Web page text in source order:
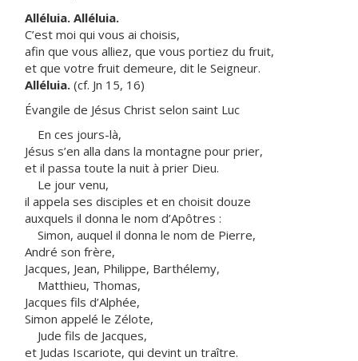
Alléluia. Alléluia.
C’est moi qui vous ai choisis,
afin que vous alliez, que vous portiez du fruit,
et que votre fruit demeure, dit le Seigneur.
Alléluia. (cf. Jn 15, 16)
Évangile de Jésus Christ selon saint Luc
En ces jours-là,
Jésus s’en alla dans la montagne pour prier,
et il passa toute la nuit à prier Dieu.
Le jour venu,
il appela ses disciples et en choisit douze
auxquels il donna le nom d’Apôtres :
Simon, auquel il donna le nom de Pierre,
André son frère,
Jacques, Jean, Philippe, Barthélemy,
Matthieu, Thomas,
Jacques fils d’Alphée,
Simon appelé le Zélote,
Jude fils de Jacques,
et Judas Iscariote, qui devint un traître.